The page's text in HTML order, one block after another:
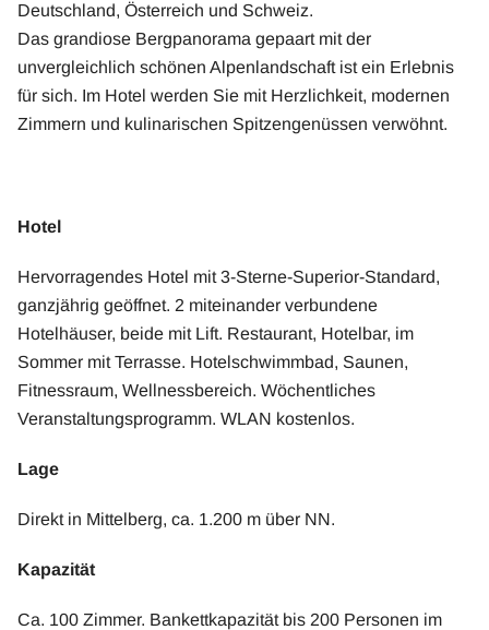
Deutschland, Österreich und Schweiz.
Das grandiose Bergpanorama gepaart mit der
unvergleichlich schönen Alpenlandschaft ist ein Erlebnis
für sich. Im Hotel werden Sie mit Herzlichkeit, modernen
Zimmern und kulinarischen Spitzengenüssen verwöhnt.
Hotel
Hervorragendes Hotel mit 3-Sterne-Superior-Standard,
ganzjährig geöffnet. 2 miteinander verbundene
Hotelhäuser, beide mit Lift. Restaurant, Hotelbar, im
Sommer mit Terrasse. Hotelschwimmbad, Saunen,
Fitnessraum, Wellnessbereich. Wöchentliches
Veranstaltungsprogramm. WLAN kostenlos.
Lage
Direkt in Mittelberg, ca. 1.200 m über NN.
Kapazität
Ca. 100 Zimmer. Bankettkapazität bis 200 Personen im